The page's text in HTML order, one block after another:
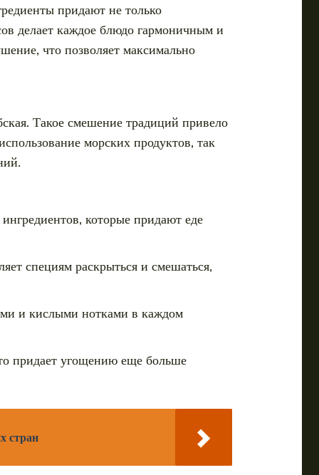
придают не только
делает каждое блюдо гармоничным и
что позволяет максимально
Такое смешение традиций привело
морских продуктов, так
которые придают еде
специям раскрыться и смешаться,
и кислыми нотками в каждом
придает угощению еще больше
стран